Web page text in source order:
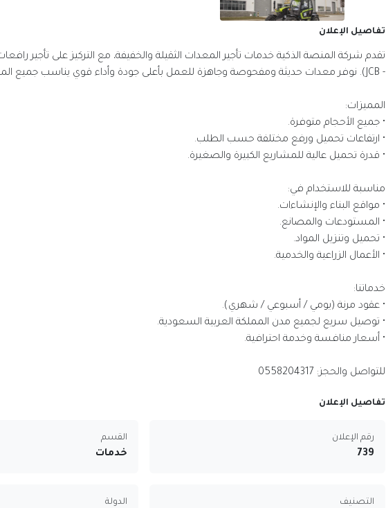
تفاصيل الإعلان
تقدم شركة المنصة الذكية خدمات تأجير المعدات الثقيلة والخفيفة، مع التركيز على تأجير
- JCB). نوفر معدات حديثة ومفحوصة وجاهزة للعمل بأعلى جودة وأداء قوي يناسب جميع المشاريع.
المميزات:
• جميع الأحجام متوفرة.
• ارتفاعات تحميل ورفع مختلفة حسب الطلب.
• قدرة تحميل عالية للمشاريع الكبيرة والصغيرة.
مناسبة للاستخدام في:
• مواقع البناء والإنشاءات.
• المستودعات والمصانع.
• تحميل وتنزيل المواد.
• الأعمال الزراعية والخدمية.
خدماتنا:
• عقود مرنة (يومي / أسبوعي / شهري).
• توصيل سريع لجميع مدن المملكة العربية السعودية.
• أسعار منافسة وخدمة احترافية.
للتواصل والحجز: 0558204317
تفاصيل الإعلان
رقم الإعلان
739
القسم
خدمات
التصنيف الدولة